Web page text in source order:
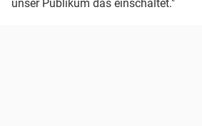
unser Publikum das einschaltet."